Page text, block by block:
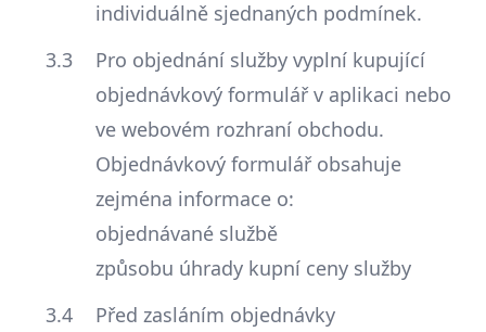
individuálně sjednaných podmínek.
Pro objednání služby vyplní kupující
objednávkový formulář v aplikaci nebo
ve webovém rozhraní obchodu.
Objednávkový formulář obsahuje
zejména informace o:
objednávané službě
způsobu úhrady kupní ceny služby
Před zasláním objednávky